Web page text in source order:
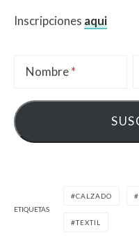
Inscripcionesaqui
Nombre
ETIQUETAS
CALZADO
TEXTIL